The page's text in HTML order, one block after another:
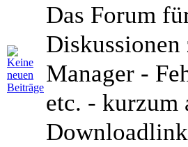
Das Forum
Manager -
etc. - kurzum